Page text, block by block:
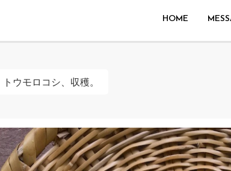
HOME
トウモロコシ、収穫。